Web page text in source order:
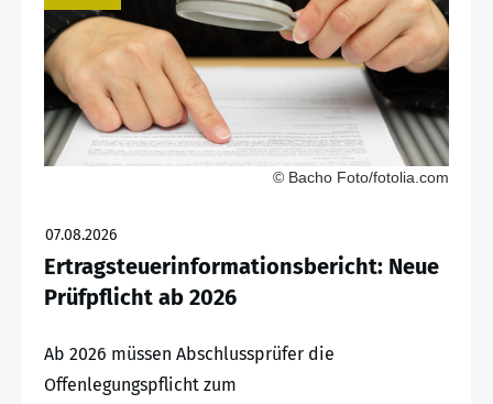
© Bacho Foto/fotolia.com
07.08.2026
Ertragsteuerinformationsbericht: Neue
Prüfpflicht ab 2026
Ab 2026 müssen Abschlussprüfer die
Offenlegungspflicht zum